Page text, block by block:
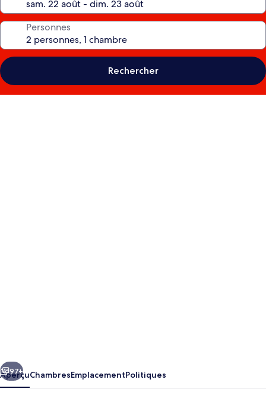
Personnes
Rechercher
Suivant
97+
AperçuChambresEmplacementPolitiques